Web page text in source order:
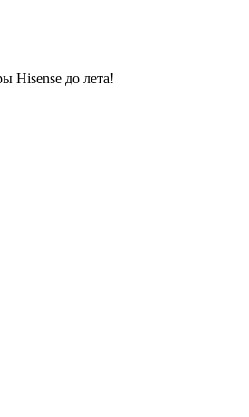
Hisense до лета!